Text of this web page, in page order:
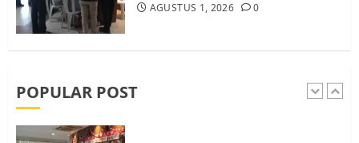
AGUSTUS 1, 2026 0
POPULAR POST
1